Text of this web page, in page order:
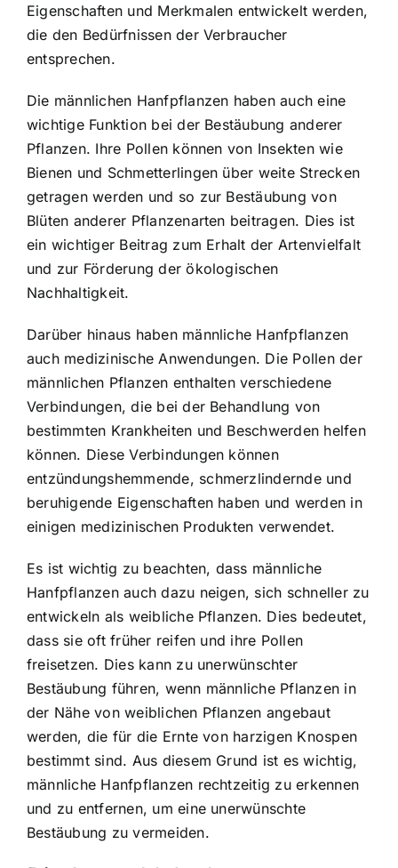
Eigenschaften und Merkmalen entwickelt werden,
die den Bedürfnissen der Verbraucher
entsprechen.
Die männlichen Hanfpflanzen haben auch eine
wichtige Funktion bei der Bestäubung anderer
Pflanzen. Ihre Pollen können von Insekten wie
Bienen und Schmetterlingen über weite Strecken
getragen werden und so zur Bestäubung von
Blüten anderer Pflanzenarten beitragen. Dies ist
ein wichtiger Beitrag zum Erhalt der Artenvielfalt
und zur Förderung der ökologischen
Nachhaltigkeit.
Darüber hinaus haben männliche Hanfpflanzen
auch medizinische Anwendungen. Die Pollen der
männlichen Pflanzen enthalten verschiedene
Verbindungen, die bei der Behandlung von
bestimmten Krankheiten und Beschwerden helfen
können. Diese Verbindungen können
entzündungshemmende, schmerzlindernde und
beruhigende Eigenschaften haben und werden in
einigen medizinischen Produkten verwendet.
Es ist wichtig zu beachten, dass männliche
Hanfpflanzen auch dazu neigen, sich schneller zu
entwickeln als weibliche Pflanzen. Dies bedeutet,
dass sie oft früher reifen und ihre Pollen
freisetzen. Dies kann zu unerwünschter
Bestäubung führen, wenn männliche Pflanzen in
der Nähe von weiblichen Pflanzen angebaut
werden, die für die Ernte von harzigen Knospen
bestimmt sind. Aus diesem Grund ist es wichtig,
männliche Hanfpflanzen rechtzeitig zu erkennen
und zu entfernen, um eine unerwünschte
Bestäubung zu vermeiden.